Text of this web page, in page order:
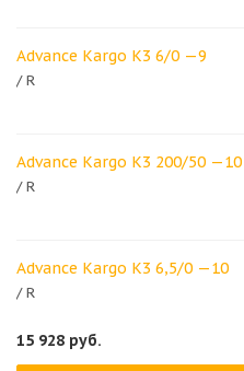
Advance Kargo K3 6/0 —9
/ R
Advance Kargo K3 200/50 —10
/ R
Advance Kargo K3 6,5/0 —10
/ R
15 928 руб.